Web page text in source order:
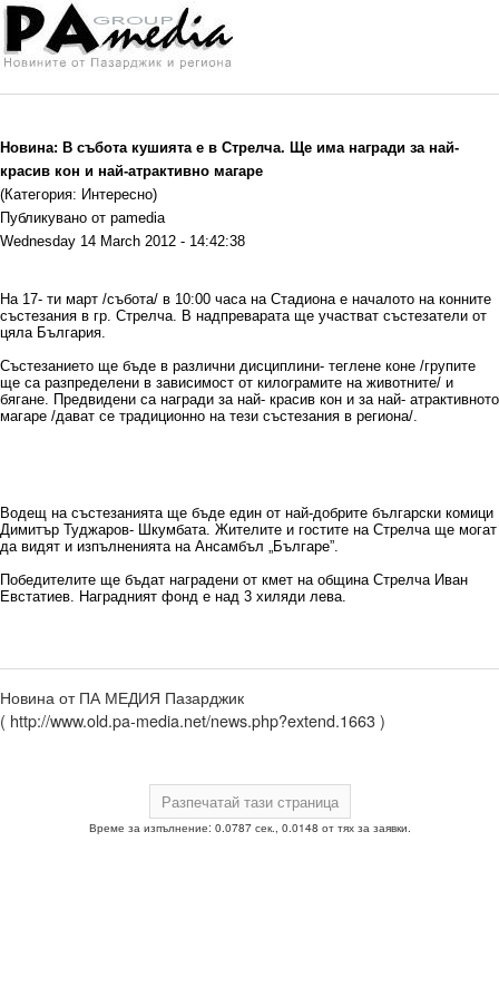
Новина: В събота кушията е в Стрелча. Ще има награди за най-
красив кон и най-атрактивно магаре
(Категория: Интересно)
Публикувано от pamedia
Wednesday 14 March 2012 - 14:42:38
На 17- ти март /събота/ в 10:00 часа на Стадиона е началото на конните
състезания в гр. Стрелча. В надпреварата ще участват състезатели от
цяла България.
Състезанието ще бъде в различни дисциплини- теглене коне /групите
ще са разпределени в зависимост от килограмите на животните/ и
бягане. Предвидени са награди за най- красив кон и за най- атрактивното
магаре /дават се традиционно на тези състезания в региона/.
Водещ на състезанията ще бъде един от най-добрите български комици
Димитър Туджаров- Шкумбата. Жителите и гостите на Стрелча ще могат
да видят и изпълненията на Ансамбъл „Българе”.
Победителите ще бъдат наградени от кмет на община Стрелча Иван
Евстатиев. Наградният фонд е над 3 хиляди лева.
Новина от ПА МЕДИЯ Пазарджик
( http://www.old.pa-media.net/news.php?extend.1663 )
Време за изпълнение: 0.0787 сек., 0.0148 от тях за заявки.